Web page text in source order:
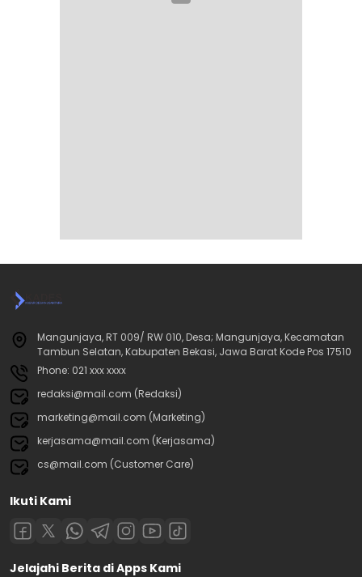
Mangunjaya, RT 009/ RW 010, Desa; Mangunjaya, Kecamatan
Tambun Selatan, Kabupaten Bekasi, Jawa Barat Kode Pos 17510
Phone: 021 xxx xxxx
redaksi@mail.com (Redaksi)
marketing@mail.com (Marketing)
kerjasama@mail.com (Kerjasama)
cs@mail.com (Customer Care)
Ikuti Kami
Jelajahi Berita di Apps Kami